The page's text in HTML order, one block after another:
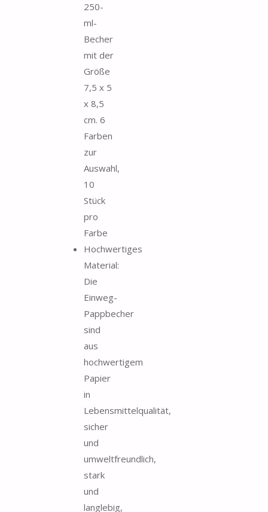
250-
ml-
Becher
mit der
Größe
7,5 x 5
x 8,5
cm. 6
Farben
zur
Auswahl,
10
Stück
pro
Farbe
Hochwertiges
Material:
Die
Einweg-
Pappbecher
sind
aus
hochwertigem
Papier
in
Lebensmittelqualität,
sicher
und
umweltfreundlich,
stark
und
langlebig,